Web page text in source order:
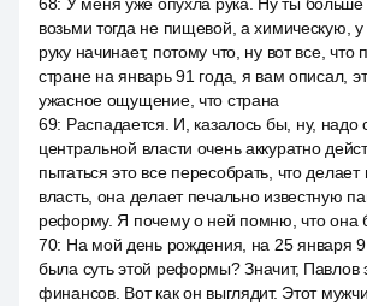
возьми тогда не пищевой, а химическую, у
руку начинает, потому что, ну вот все, что
стране на январь 91 года, я вам описал,
ужасное ощущение, что страна
69: Распадается. И, казалось бы, ну, надо
центральной власти очень аккуратно
пытаться это все пересобрать, что
власть, она делает печально известную
реформу. Я почему о ней помню, что она
70: На мой день рождения, на 25 января
была суть этой реформы? Значит, Павлов
финансов. Вот как он выглядит. Этот